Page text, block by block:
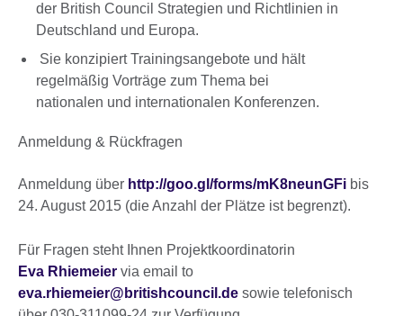
der British Council Strategien und Richtlinien in
Deutschland und Europa.
Sie konzipiert Trainingsangebote und hält
regelmäßig Vorträge zum Thema bei
nationalen und internationalen Konferenzen.
Anmeldung & Rückfragen
Anmeldung über http://goo.gl/forms/mK8neunGFi bis
24. August 2015 (die Anzahl der Plätze ist begrenzt).
Für Fragen steht Ihnen Projektkoordinatorin
Eva Rhiemeier via email to
eva.rhiemeier@britishcouncil.de sowie telefonisch